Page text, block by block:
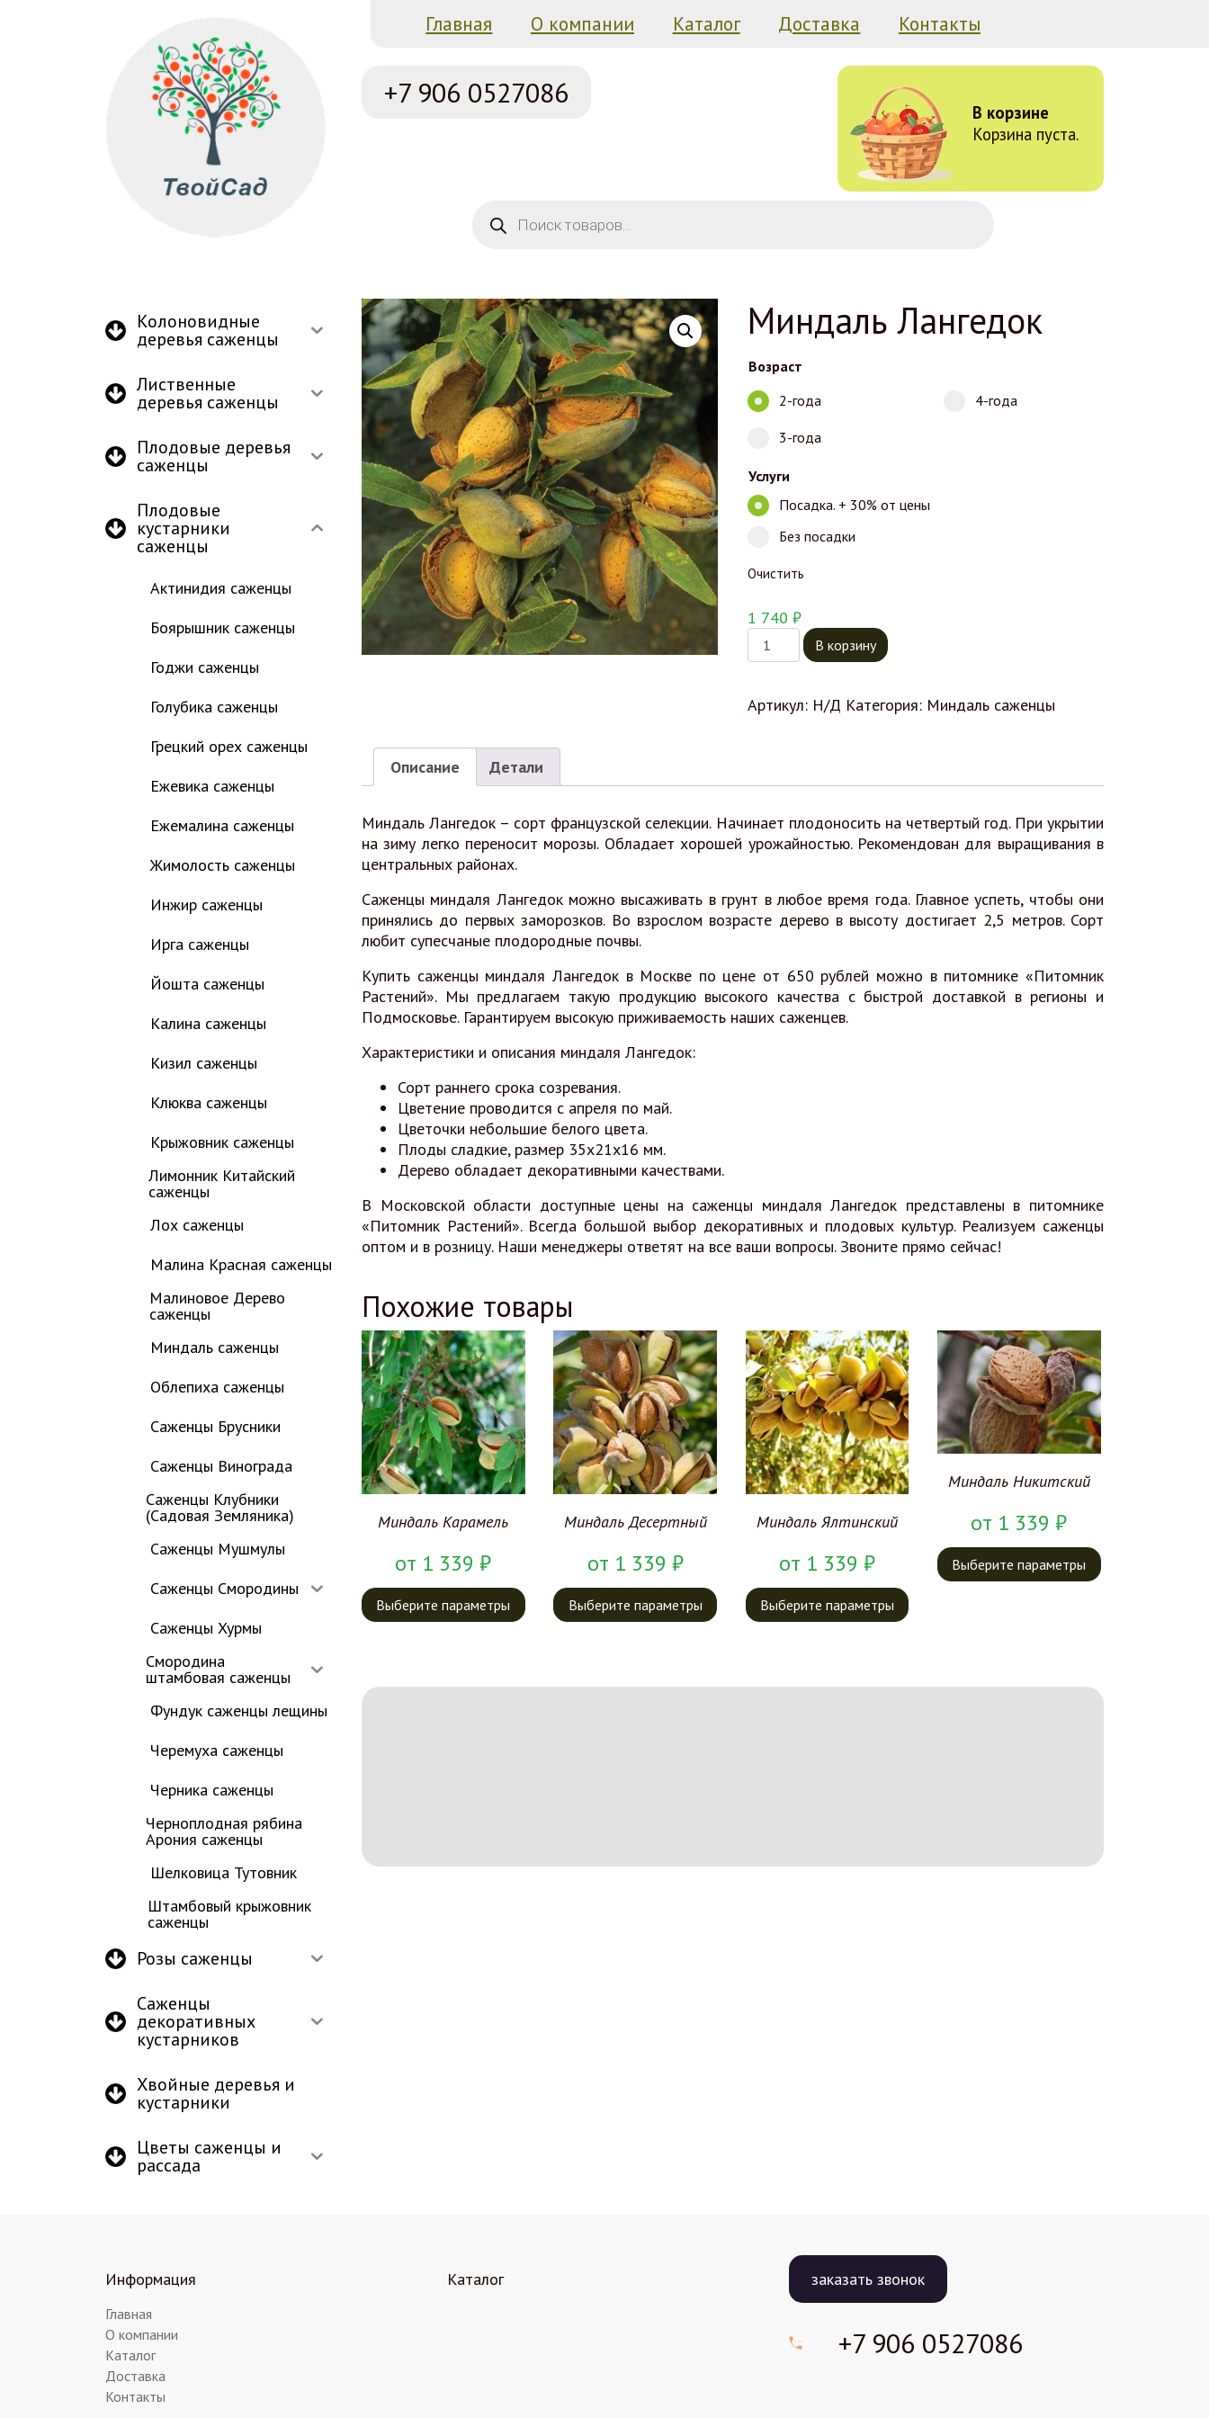
Главная О компании Каталог Доставка Контакты
+7 906 0527086
В корзине
Корзина пуста.
Колоновидные
деревья саженцы
Лиственные
деревья саженцы
Плодовые деревья
саженцы
Плодовые
кустарники
саженцы
Актинидия саженцы
Боярышник саженцы
Годжи саженцы
Голубика саженцы
Грецкий орех саженцы
Ежевика саженцы
Ежемалина саженцы
Жимолость саженцы
Инжир саженцы
Ирга саженцы
Йошта саженцы
Калина саженцы
Кизил саженцы
Клюква саженцы
Крыжовник саженцы
Лимонник Китайский
саженцы
Лох саженцы
Малина Красная саженцы
Малиновое Дерево
саженцы
Миндаль саженцы
Облепиха саженцы
Саженцы Брусники
Саженцы Винограда
Саженцы Клубники
(Садовая Земляника)
Саженцы Мушмулы
Саженцы Смородины
Саженцы Хурмы
Смородина
штамбовая саженцы
Фундук саженцы лещины
Черемуха саженцы
Черника саженцы
Черноплодная рябина
Арония саженцы
Шелковица Тутовник
Штамбовый крыжовник
саженцы
Розы саженцы
Саженцы
декоративных
кустарников
Хвойные деревья и
кустарники
Цветы саженцы и
рассада
Миндаль Лангедок
Возраст
2-года
3-года
4-года
Услуги
Посадка. + 30% от цены
Без посадки
Очистить
1 740 ₽
Количество товара Миндаль Лангедок
В корзину
Артикул: Н/Д Категория: Миндаль саженцы
Описание Детали
Миндаль Лангедок – сорт французской селекции. Начинает плодоносить на четвертый год. При укрытии
на зиму легко переносит морозы. Обладает хорошей урожайностью. Рекомендован для выращивания в
центральных районах.
Саженцы миндаля Лангедок можно высаживать в грунт в любое время года. Главное успеть, чтобы они
принялись до первых заморозков. Во взрослом возрасте дерево в высоту достигает 2,5 метров. Сорт
любит супесчаные плодородные почвы.
Купить саженцы миндаля Лангедок в Москве по цене от 650 рублей можно в питомнике «Питомник
Растений». Мы предлагаем такую продукцию высокого качества с быстрой доставкой в регионы и
Подмосковье. Гарантируем высокую приживаемость наших саженцев.
Характеристики и описания миндаля Лангедок:
Сорт раннего срока созревания.
Цветение проводится с апреля по май.
Цветочки небольшие белого цвета.
Плоды сладкие, размер 35x21x16 мм.
Дерево обладает декоративными качествами.
В Московской области доступные цены на саженцы миндаля Лангедок представлены в питомнике
«Питомник Растений». Всегда большой выбор декоративных и плодовых культур. Реализуем саженцы
оптом и в розницу. Наши менеджеры ответят на все ваши вопросы. Звоните прямо сейчас!
Похожие товары
Миндаль Карамель
от 1 339₽
Выберите параметры
Миндаль Десертный
от 1 339 ₽
Выберите параметры
Миндаль Ялтинский
от 1 339 ₽
Выберите параметры
Миндаль Никитский
от 1 339₽
Выберите параметры
Информация
Главная
О компании
Каталог
Доставка
Контакты
Каталог заказать звонок
+7 906 0527086